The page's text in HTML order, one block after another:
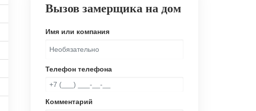
Вызов замерщика на дом
Имя или компания
Телефон телефона
Комментарий